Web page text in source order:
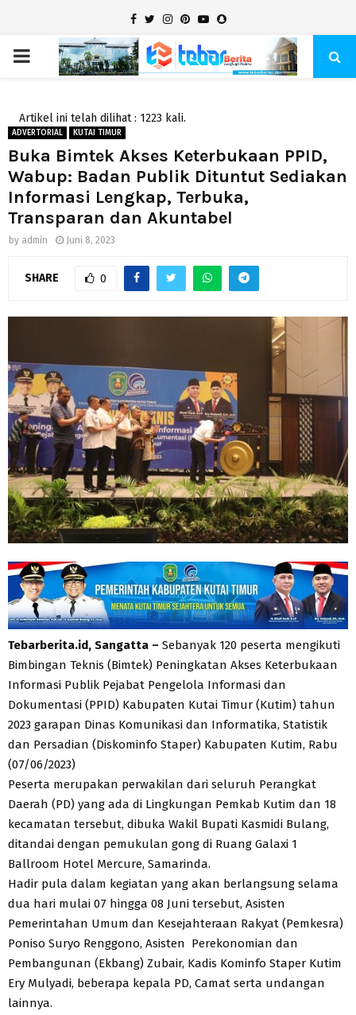
Facebook
TwitterInstagram
Pinterest
YoutubeSnapchat
PRIMARY
Artikel ini telah dilihat : 1223 kali.
ADVERTORIAL KUTAI TIMUR
Buka Bimtek Akses Keterbukaan PPID,
Wabup: Badan Publik Dituntut Sediakan
Informasi Lengkap, Terbuka,
Transparan dan Akuntabel
by admin Juni 8, 2023
SHARE 0
Tebarberita.id, Sangatta – Sebanyak 120 peserta mengikuti
Bimbingan Teknis (Bimtek) Peningkatan Akses Keterbukaan
Informasi Publik Pejabat Pengelola Informasi dan
Dokumentasi (PPID) Kabupaten Kutai Timur (Kutim) tahun
2023 garapan Dinas Komunikasi dan Informatika, Statistik
dan Persadian (Diskominfo Staper) Kabupaten Kutim, Rabu
(07/06/2023)
Peserta merupakan perwakilan dari seluruh Perangkat
Daerah (PD) yang ada di Lingkungan Pemkab Kutim dan 18
kecamatan tersebut, dibuka Wakil Bupati Kasmidi Bulang,
ditandai dengan pemukulan gong di Ruang Galaxi 1
Ballroom Hotel Mercure, Samarinda.
Hadir pula dalam kegiatan yang akan berlangsung selama
dua hari mulai 07 hingga 08 Juni tersebut, Asisten
Pemerintahan Umum dan Kesejahteraan Rakyat (Pemkesra)
Poniso Suryo Renggono, Asisten Perekonomian dan
Pembangunan (Ekbang) Zubair, Kadis Kominfo Staper Kutim
Ery Mulyadi, beberapa kepala PD, Camat serta undangan
lainnya.